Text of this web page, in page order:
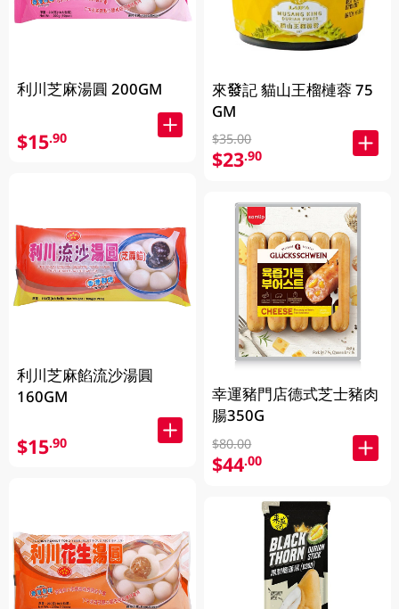
利川芝麻湯圓 200GM
$15.90
利川芝麻餡流沙湯圓
160GM
$15.90
來發記 貓山王榴槤蓉 75
GM
$35.00
$23.90
幸運豬門店德式芝士豬肉
腸350G
$80.00
$44.00